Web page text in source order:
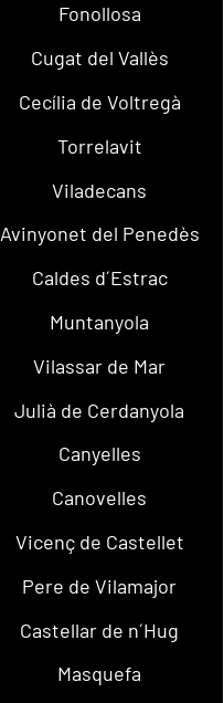
Fonollosa
Cugat del Vallès
Cecília de Voltregà
Torrelavit
Viladecans
Avinyonet del Penedès
Caldes d´Estrac
Muntanyola
Vilassar de Mar
Julià de Cerdanyola
Canyelles
Canovelles
Vicenç de Castellet
Pere de Vilamajor
Castellar de n´Hug
Masquefa